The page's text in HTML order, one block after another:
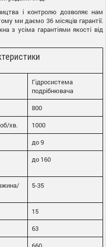
і контролю дозволяє нам
ми даємо 36 місяців гарантії.
з усіма гарантіями якості від
Гідросистема
подрібнювача
800
хв.
1000
до 9
до 160
5-35
15
63